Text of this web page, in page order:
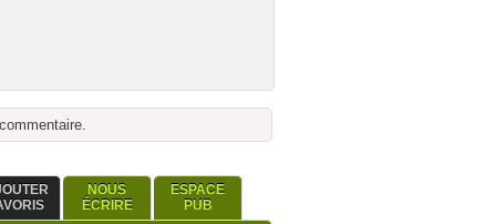
NOUS
ÉCRIRE
ESPACE
PUB